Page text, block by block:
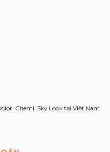
Chemi, Sky Look tại Việt Nam